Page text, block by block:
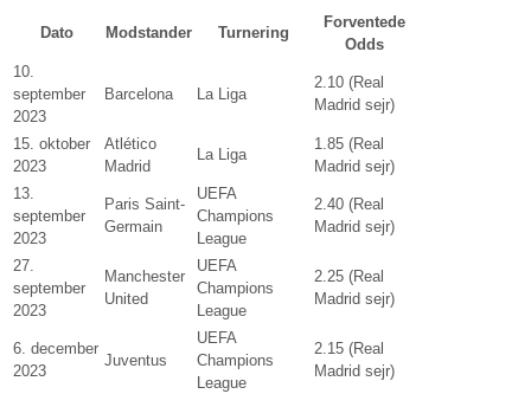
Dato Modstander Turnering
Forventede
Odds
10.
september
2023
Barcelona La Liga
2.10 (Real
Madrid sejr)
15. oktober
2023
Atlético
Madrid
La Liga
1.85 (Real
Madrid sejr)
13.
september
2023
Paris Saint-
Germain
UEFA
Champions
League
2.40 (Real
Madrid sejr)
27.
september
2023
Manchester
United
UEFA
Champions
League
2.25 (Real
Madrid sejr)
6. december
2023
Juventus
UEFA
Champions
League
2.15 (Real
Madrid sejr)